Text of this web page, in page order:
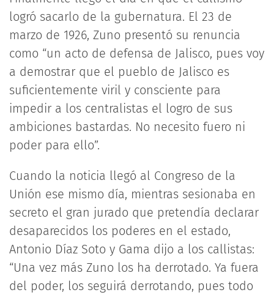
logró sacarlo de la gubernatura. El 23 de
marzo de 1926, Zuno presentó su renuncia
como “un acto de defensa de Jalisco, pues voy
a demostrar que el pueblo de Jalisco es
suficientemente viril y consciente para
impedir a los centralistas el logro de sus
ambiciones bastardas. No necesito fuero ni
poder para ello”.
Cuando la noticia llegó al Congreso de la
Unión ese mismo día, mientras sesionaba en
secreto el gran jurado que pretendía declarar
desaparecidos los poderes en el estado,
Antonio Díaz Soto y Gama dijo a los callistas:
“Una vez más Zuno los ha derrotado. Ya fuera
del poder, los seguirá derrotando, pues todo